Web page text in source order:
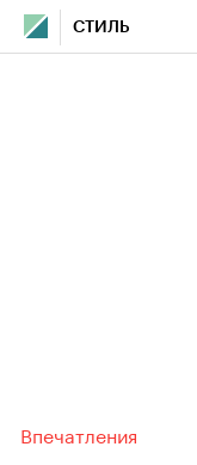
СТИЛЬ
Впечатления